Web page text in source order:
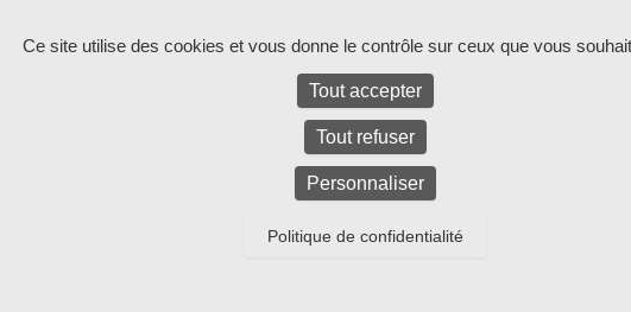
Ce site utilise des cookies et vous donne le contrôle sur ceux que vous
Tout accepter
Tout refuser
Personnaliser
Politique de confidentialité